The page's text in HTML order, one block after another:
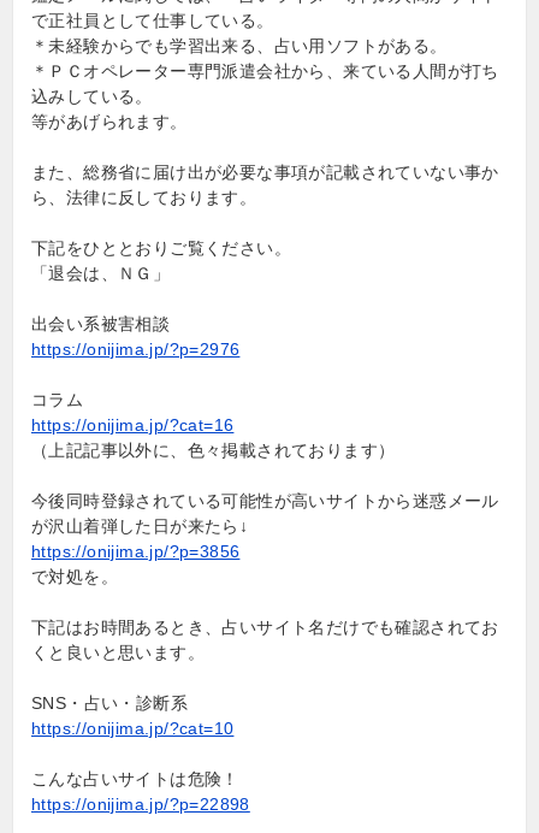
で正社員として仕事している。
＊未経験からでも学習出来る、占い用ソフトがある。
＊ＰＣオペレーター専門派遣会社から、来ている人間が打ち
込みしている。
等があげられます。
また、総務省に届け出が必要な事項が記載されていない事か
ら、法律に反しております。
下記をひととおりご覧ください。
「退会は、ＮＧ」
出会い系被害相談
https://onijima.jp/?p=2976
コラム
https://onijima.jp/?cat=16
（上記記事以外に、色々掲載されております）
今後同時登録されている可能性が高いサイトから迷惑メール
が沢山着弾した日が来たら↓
https://onijima.jp/?p=3856
で対処を。
下記はお時間あるとき、占いサイト名だけでも確認されてお
くと良いと思います。
SNS・占い・診断系
https://onijima.jp/?cat=10
こんな占いサイトは危険！
https://onijima.jp/?p=22898